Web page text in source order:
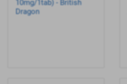
10mg/1tab) - British
Dragon